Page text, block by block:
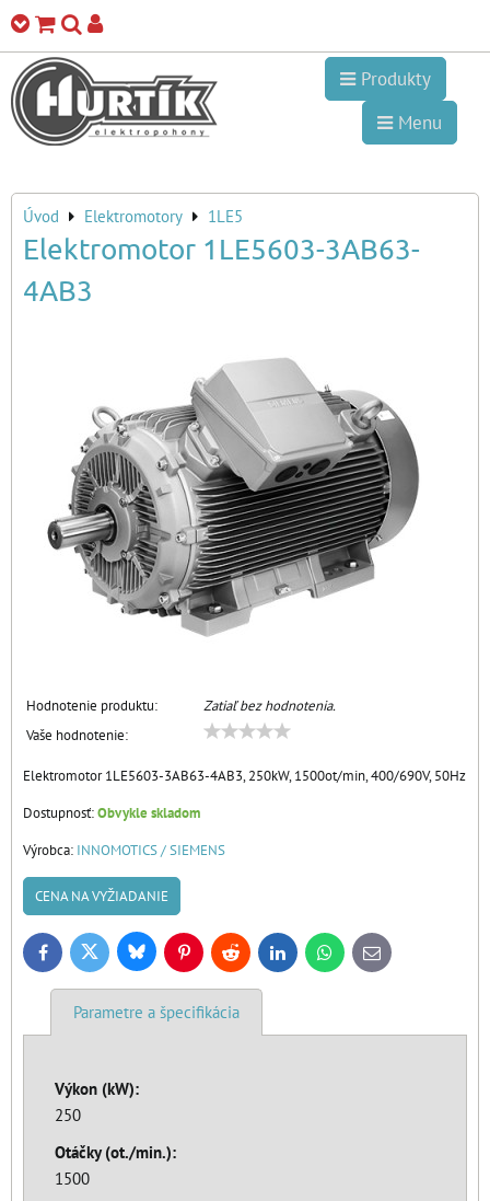
Produkty
Menu
Úvod Elektromotory 1LE5
Elektromotor 1LE5603-3AB63-
4AB3
Hodnotenie produktu:
Zatiaľ bez hodnotenia.
Vaše hodnotenie:
Elektromotor 1LE5603-3AB63-4AB3, 250kW, 1500ot/min, 400/690V, 50Hz
Dostupnosť:Obvykle skladom
Výrobca: INNOMOTICS / SIEMENS
CENA NA VYŽIADANIE
FacebookTwitter BlueskyPinterestReddit LinkedInWhatsApp
E-
mail
Parametre a špecifikácia
Výkon (kW):
250
Otáčky (ot./min.):
1500